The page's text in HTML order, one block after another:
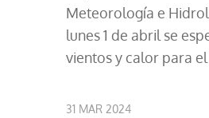
Meteorología e
lunes 1 de abril se
vientos y calor para
31 MAR 2024